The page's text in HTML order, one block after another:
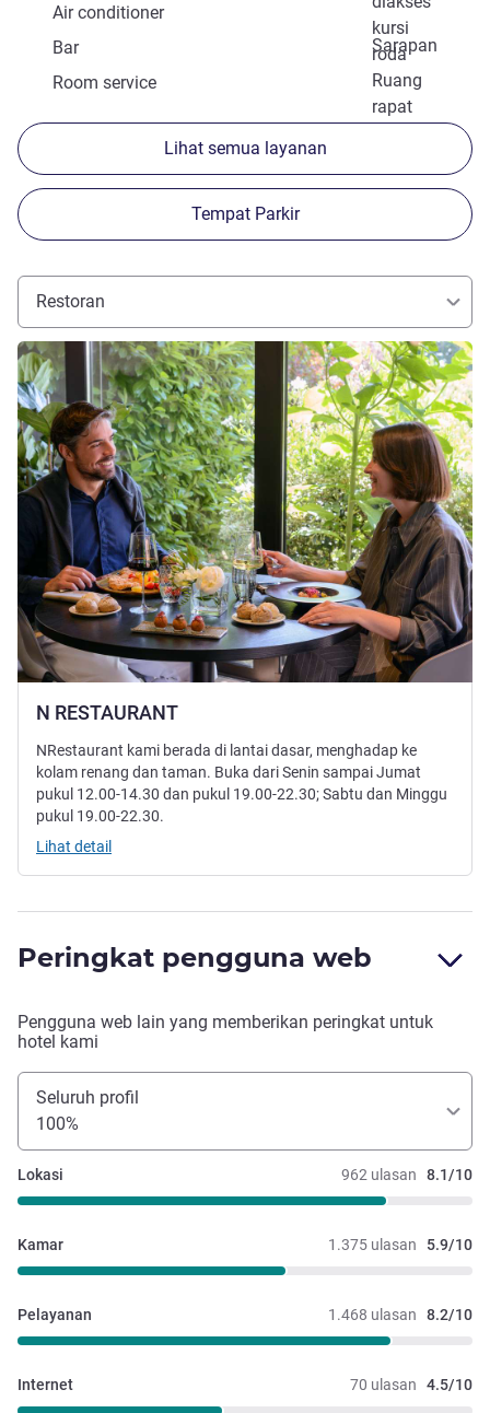
kursi
roda
Air conditioner
Sarapan
Bar
Ruang
rapat
Room service
Lihat semua layanan
Tempat Parkir
Restoran
N RESTAURANT
Lihat detail
NRestaurant kami berada di lantai dasar, menghadap ke
kolam renang dan taman. Buka dari Senin sampai Jumat
pukul 12.00-14.30 dan pukul 19.00-22.30; Sabtu dan Minggu
pukul 19.00-22.30.
Lihat detail
Peringkat pengguna web
Pengguna web lain yang memberikan peringkat untuk
hotel kami
Seluruh profil
100%
962 ulasan 8.1/10
Lokasi
1.375 ulasan 5.9/10
Kamar
1.468 ulasan 8.2/10
Pelayanan
70 ulasan 4.5/10
Internet